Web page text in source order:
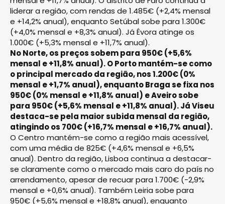
liderar a região, com rendas de 1.485€ (+2,4% mensal
e +14,2% anual), enquanto Setúbal sobe para 1.300€
(+4,0% mensal e +8,3% anual). Já Évora atinge os
1.000€ (+5,3% mensal e +11,7% anual).
No Norte, os preços sobem para 950€ (+5,6%
mensal e +11,8% anual). O Porto mantém-se como
o principal mercado da região, nos 1.200€ (0%
mensal e +1,7% anual), enquanto Braga se fixa nos
950€ (0% mensal e +11,8% anual) e Aveiro sobe
para 950€ (+5,6% mensal e +11,8% anual). Já Viseu
destaca-se pela maior subida mensal da região,
atingindo os 700€ (+16,7% mensal e +16,7% anual).
O Centro mantém-se como a região mais acessível,
com uma média de 825€ (+4,6% mensal e +6,5%
anual). Dentro da região, Lisboa continua a destacar-
se claramente como o mercado mais caro do país no
arrendamento, apesar de recuar para 1.700€ (-2,9%
mensal e +0,6% anual). Também Leiria sobe para
950€ (+5,6% mensal e +18,8% anual), enquanto